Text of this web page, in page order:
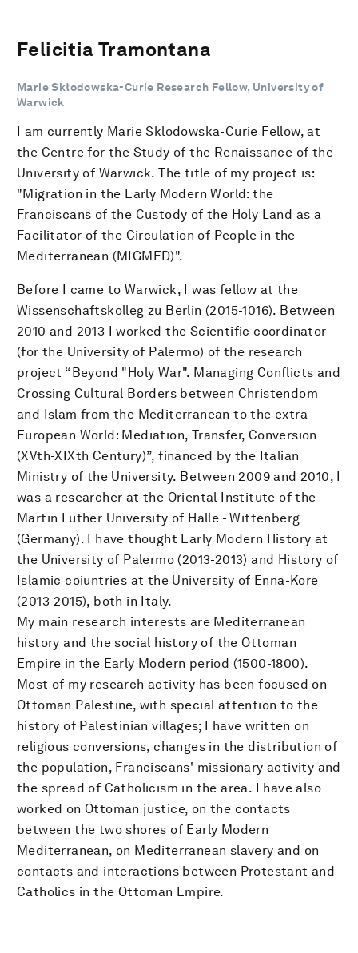
Felicitia Tramontana
Marie Skłodowska-Curie Research Fellow, University of
Warwick
I am currently Marie Sklodowska-Curie Fellow, at
the Centre for the Study of the Renaissance of the
University of Warwick. The title of my project is:
"Migration in the Early Modern World: the
Franciscans of the Custody of the Holy Land as a
Facilitator of the Circulation of People in the
Mediterranean (MIGMED)".
Before I came to Warwick, I was fellow at the
Wissenschaftskolleg zu Berlin (2015-1016). Between
2010 and 2013 I worked the Scientific coordinator
(for the University of Palermo) of the research
project “Beyond "Holy War". Managing Conflicts and
Crossing Cultural Borders between Christendom
and Islam from the Mediterranean to the extra-
European World: Mediation, Transfer, Conversion
(XVth-XIXth Century)”, financed by the Italian
Ministry of the University. Between 2009 and 2010, I
was a researcher at the Oriental Institute of the
Martin Luther University of Halle - Wittenberg
(Germany). I have thought Early Modern History at
the University of Palermo (2013-2013) and History of
Islamic coiuntries at the University of Enna-Kore
(2013-2015), both in Italy.
My main research interests are Mediterranean
history and the social history of the Ottoman
Empire in the Early Modern period (1500-1800).
Most of my research activity has been focused on
Ottoman Palestine, with special attention to the
history of Palestinian villages; I have written on
religious conversions, changes in the distribution of
the population, Franciscans' missionary activity and
the spread of Catholicism in the area. I have also
worked on Ottoman justice, on the contacts
between the two shores of Early Modern
Mediterranean, on Mediterranean slavery and on
contacts and interactions between Protestant and
Catholics in the Ottoman Empire.